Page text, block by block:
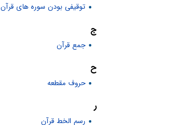
توقیفی بودن سوره های قرآن
ج
جمع قرآن
ح
حروف مقطعه
ر
رسم الخط قرآن